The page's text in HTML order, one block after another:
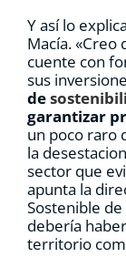
Y así lo
Macía. «Creo
cuente con
sus
de
garantizar
un poco raro
la
sector que
apunta la
Sostenible
debería
territorio